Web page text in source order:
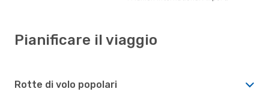
Pianificare il viaggio
Rotte di volo popolari